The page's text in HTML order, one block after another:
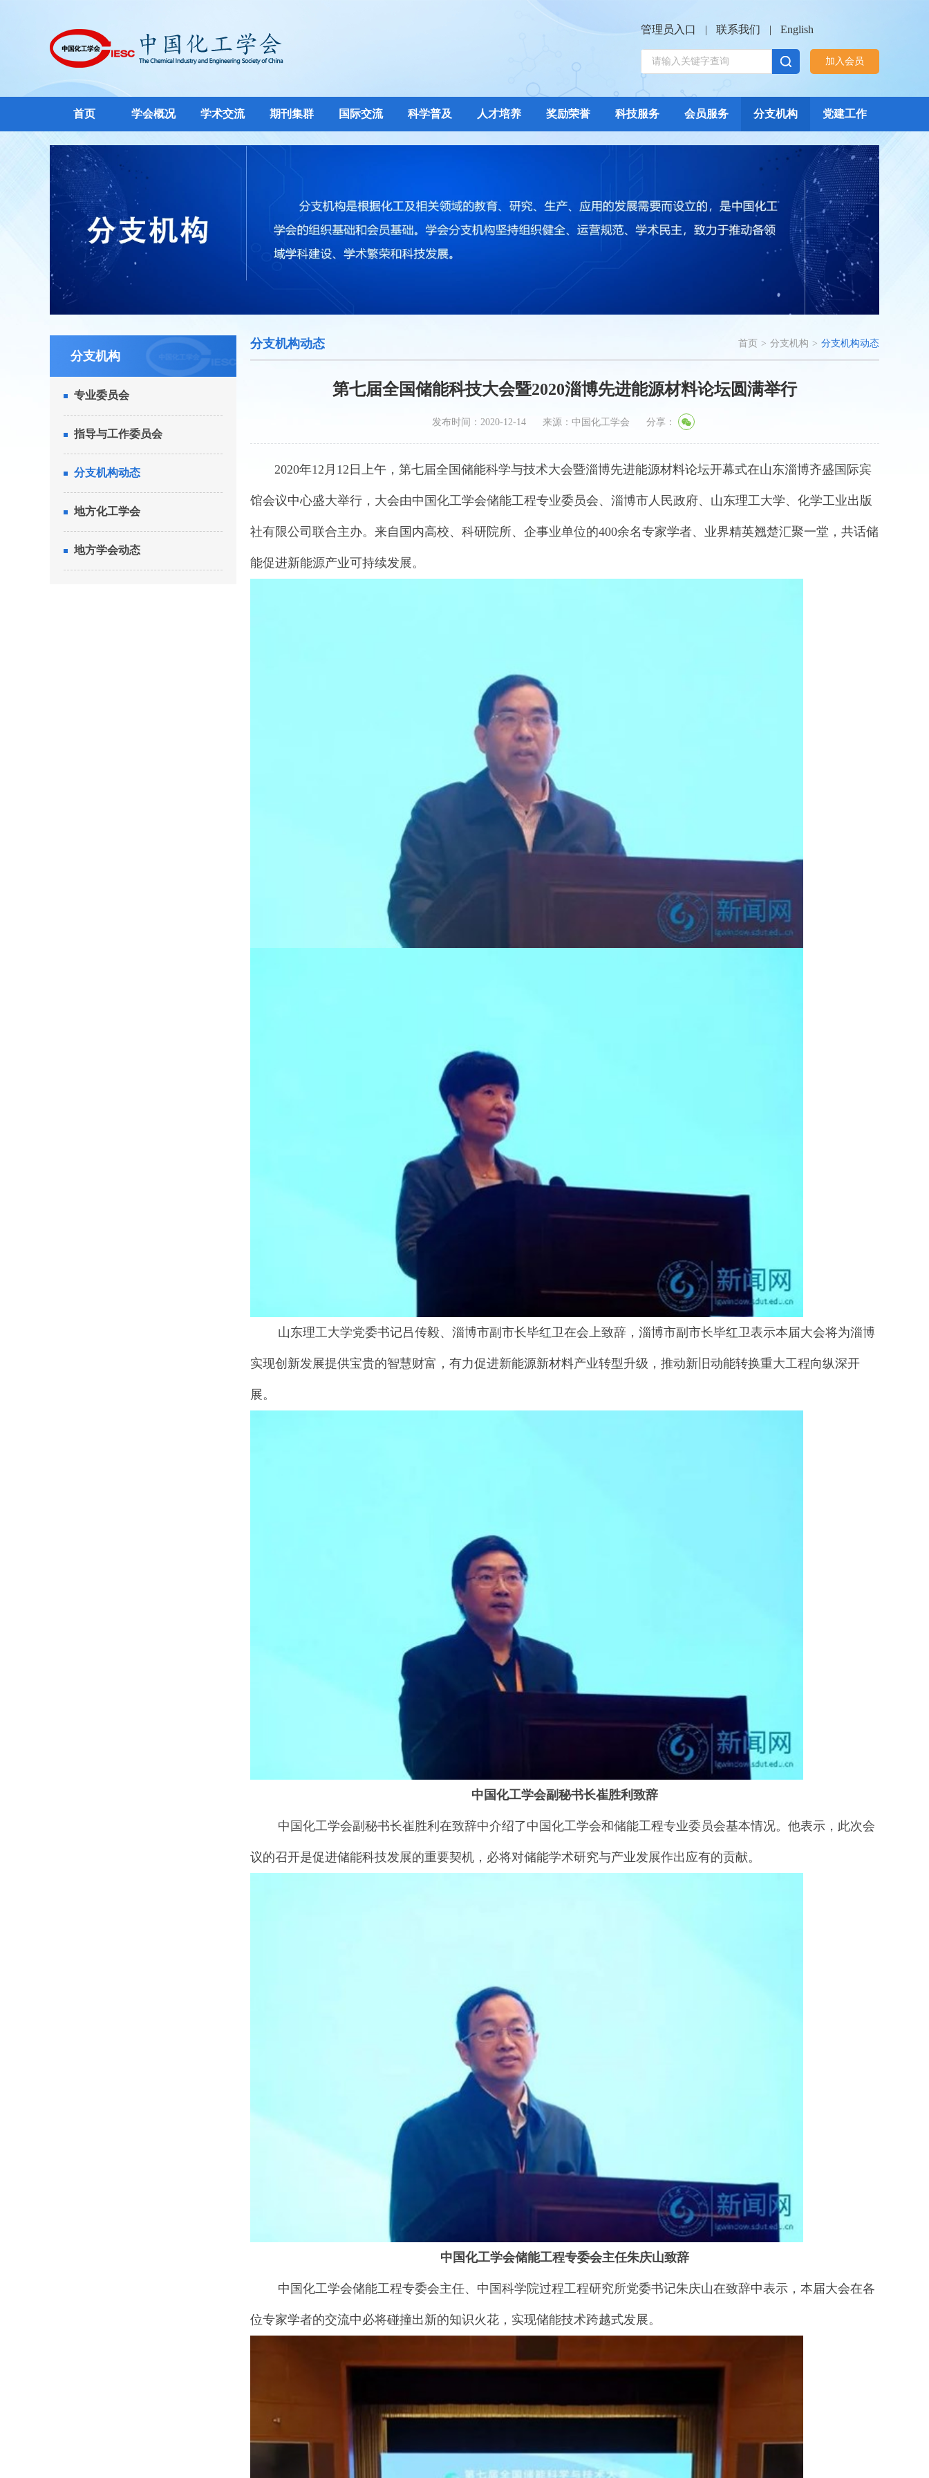
管理员入口 | 联系我们 | English
加入会员
首页 学会概况 学术交流 期刊集群 国际交流 科学普及 人才培养 奖励荣誉 科技服务 会员服务 分支机构 党建工作
分支机构
专业委员会
指导与工作委员会
分支机构动态
地方化工学会
地方学会动态
分支机构动态 首页 > 分支机构 > 分支机构动态
第七届全国储能科技大会暨2020淄博先进能源材料论坛圆满举行
发布时间：2020-12-14 来源：中国化工学会 分享：
2020年12月12日上午，第七届全国储能科学与技术大会暨淄博先进能源材料论坛开幕式在山东淄博齐盛国际宾
馆会议中心盛大举行，大会由中国化工学会储能工程专业委员会、淄博市人民政府、山东理工大学、化学工业出版
社有限公司联合主办。来自国内高校、科研院所、企事业单位的400余名专家学者、业界精英翘楚汇聚一堂，共话储
能促进新能源产业可持续发展。
山东理工大学党委书记吕传毅、淄博市副市长毕红卫在会上致辞，淄博市副市长毕红卫表示本届大会将为淄博
实现创新发展提供宝贵的智慧财富，有力促进新能源新材料产业转型升级，推动新旧动能转换重大工程向纵深开
展。
中国化工学会副秘书长崔胜利致辞
中国化工学会副秘书长崔胜利在致辞中介绍了中国化工学会和储能工程专业委员会基本情况。他表示，此次会
议的召开是促进储能科技发展的重要契机，必将对储能学术研究与产业发展作出应有的贡献。
中国化工学会储能工程专委会主任朱庆山致辞
中国化工学会储能工程专委会主任、中国科学院过程工程研究所党委书记朱庆山在致辞中表示，本届大会在各
位专家学者的交流中必将碰撞出新的知识火花，实现储能技术跨越式发展。